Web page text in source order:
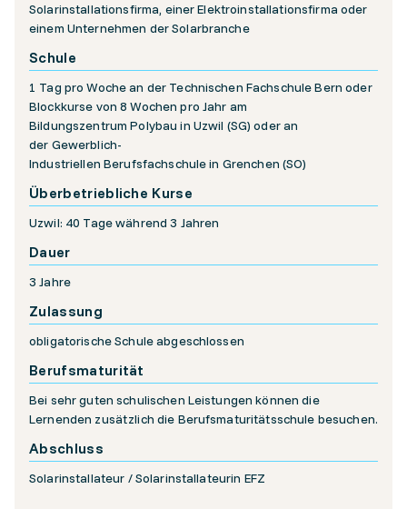
Solarinstallationsfirma, einer Elektroinstallationsfirma oder
einem Unternehmen der Solarbranche
Schule
1 Tag pro Woche an der Technischen Fachschule Bern oder
Blockkurse von 8 Wochen pro Jahr am
Bildungszentrum Polybau in Uzwil (SG) oder an
der Gewerblich-
Industriellen Berufsfachschule in Grenchen (SO)
Überbetriebliche Kurse
Uzwil: 40 Tage während 3 Jahren
Dauer
3 Jahre
Zulassung
obligatorische Schule abgeschlossen
Berufsmaturität
Bei sehr guten schulischen Leistungen können die
Lernenden zusätzlich die Berufsmaturitätsschule besuchen.
Abschluss
Solarinstallateur / Solarinstallateurin EFZ